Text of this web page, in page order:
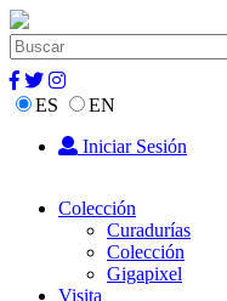
ES
EN
Iniciar Sesión
Colección
Curadurías
Colección
Gigapixel
Visita